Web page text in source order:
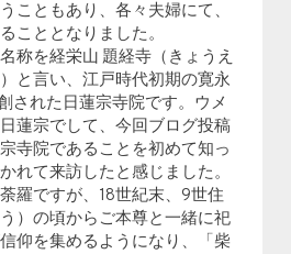
こともあり、各々夫婦にて、
こととなりました。
称を経栄山 題経寺（きょうえ
と言い、江戸時代初期の寛永
された日蓮宗寺院です。ウメ
蓮宗でして、今回ブログ投稿
寺院であることを初めて知っ
れて来訪したと感じました。
羅ですが、18世紀末、9世住
）の頃からご本尊と一緒に祀
仰を集めるようになり、「柴